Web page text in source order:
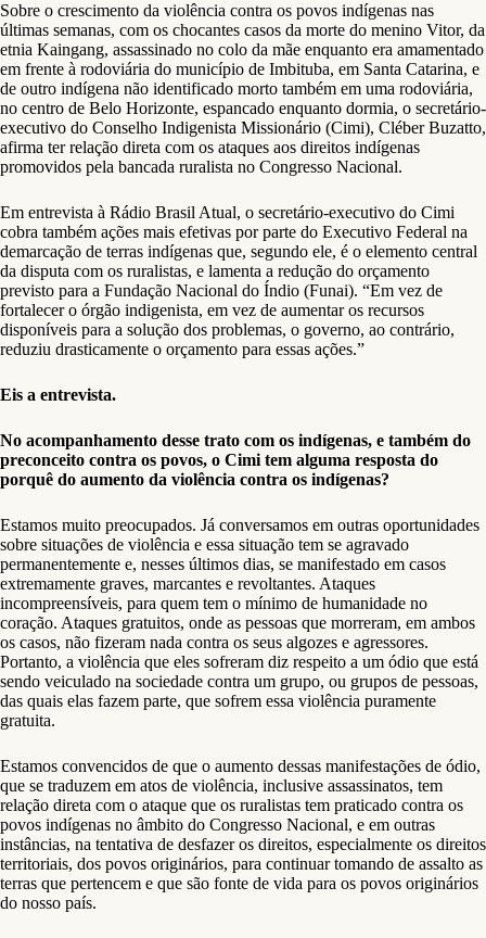
Sobre o crescimento da violência contra os povos indígenas nas
últimas semanas, com os chocantes casos da morte do menino Vitor, da
etnia Kaingang, assassinado no colo da mãe enquanto era amamentado
em frente à rodoviária do município de Imbituba, em Santa Catarina, e
de outro indígena não identificado morto também em uma rodoviária,
no centro de Belo Horizonte, espancado enquanto dormia, o secretário-
executivo do Conselho Indigenista Missionário (Cimi), Cléber Buzatto,
afirma ter relação direta com os ataques aos direitos indígenas
promovidos pela bancada ruralista no Congresso Nacional.
Em entrevista à Rádio Brasil Atual, o secretário-executivo do Cimi
cobra também ações mais efetivas por parte do Executivo Federal na
demarcação de terras indígenas que, segundo ele, é o elemento central
da disputa com os ruralistas, e lamenta a redução do orçamento
previsto para a Fundação Nacional do Índio (Funai). “Em vez de
fortalecer o órgão indigenista, em vez de aumentar os recursos
disponíveis para a solução dos problemas, o governo, ao contrário,
reduziu drasticamente o orçamento para essas ações.”
Eis a entrevista.
No acompanhamento desse trato com os indígenas, e também do
preconceito contra os povos, o Cimi tem alguma resposta do
porquê do aumento da violência contra os indígenas?
Estamos muito preocupados. Já conversamos em outras oportunidades
sobre situações de violência e essa situação tem se agravado
permanentemente e, nesses últimos dias, se manifestado em casos
extremamente graves, marcantes e revoltantes. Ataques
incompreensíveis, para quem tem o mínimo de humanidade no
coração. Ataques gratuitos, onde as pessoas que morreram, em ambos
os casos, não fizeram nada contra os seus algozes e agressores.
Portanto, a violência que eles sofreram diz respeito a um ódio que está
sendo veiculado na sociedade contra um grupo, ou grupos de pessoas,
das quais elas fazem parte, que sofrem essa violência puramente
gratuita.
Estamos convencidos de que o aumento dessas manifestações de ódio,
que se traduzem em atos de violência, inclusive assassinatos, tem
relação direta com o ataque que os ruralistas tem praticado contra os
povos indígenas no âmbito do Congresso Nacional, e em outras
instâncias, na tentativa de desfazer os direitos, especialmente os direitos
territoriais, dos povos originários, para continuar tomando de assalto as
terras que pertencem e que são fonte de vida para os povos originários
do nosso país.